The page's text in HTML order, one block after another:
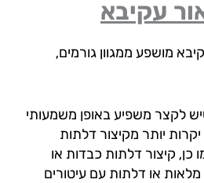
עקיבא
ממגוון גורמים,
משפיע באופן משמעותי
יותר מקיצור דלתות
קיצור דלתות כבדות או
או דלתות עם עיטורים